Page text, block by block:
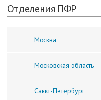
Отделения ПФР
Москва
Московская область
Санкт-Петербург